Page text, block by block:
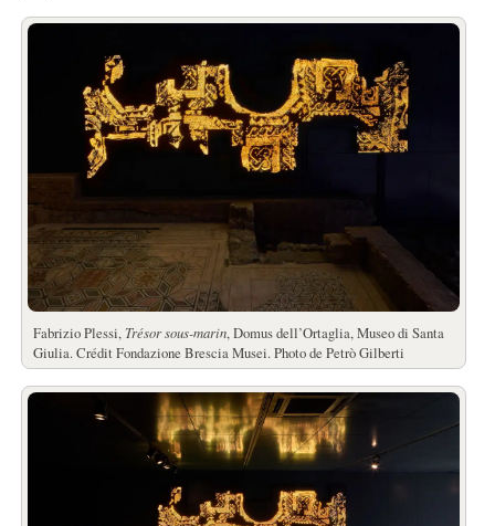
Fabrizio Plessi, Trésor sous-marin, Domus dell’Ortaglia, Museo di Santa
Giulia. Crédit Fondazione Brescia Musei. Photo de Petrò Gilberti